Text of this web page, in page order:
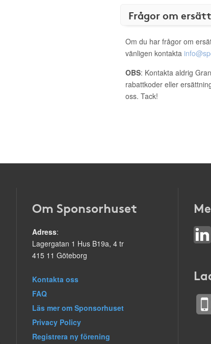
Frågor om
Om du har frågor om
vänligen kontakta
OBS: Kontakta aldrig
rabattkoder eller
oss. Tack!
Om Sponsorhuset
Adress:
Lagergatan 1 Hus B19a, 4 tr
415 11 Göteborg
Kontakta oss
FAQ
Läs mer om Sponsorhuset
Privacy Policy
Registrera ny förening